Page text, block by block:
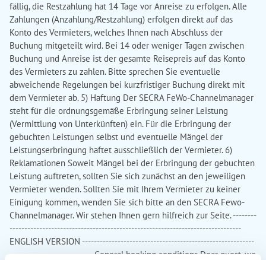
fällig, die Restzahlung hat 14 Tage vor Anreise zu erfolgen. Alle
Zahlungen (Anzahlung/Restzahlung) erfolgen direkt auf das
Konto des Vermieters, welches Ihnen nach Abschluss der
Buchung mitgeteilt wird. Bei 14 oder weniger Tagen zwischen
Buchung und Anreise ist der gesamte Reisepreis auf das Konto
des Vermieters zu zahlen. Bitte sprechen Sie eventuelle
abweichende Regelungen bei kurzfristiger Buchung direkt mit
dem Vermieter ab. 5) Haftung Der SECRA FeWo-Channelmanager
steht für die ordnungsgemäße Erbringung seiner Leistung
(Vermittlung von Unterkünften) ein. Für die Erbringung der
gebuchten Leistungen selbst und eventuelle Mängel der
Leistungserbringung haftet ausschließlich der Vermieter. 6)
Reklamationen Soweit Mängel bei der Erbringung der gebuchten
Leistung auftreten, sollten Sie sich zunächst an den jeweiligen
Vermieter wenden. Sollten Sie mit Ihrem Vermieter zu keiner
Einigung kommen, wenden Sie sich bitte an den SECRA Fewo-
Channelmanager. Wir stehen Ihnen gern hilfreich zur Seite. --------
------------------------------------------------------------------------------
ENGLISH VERSION ----------------------------------------------------------
---------------------------- General booking conditions Dear guest, we